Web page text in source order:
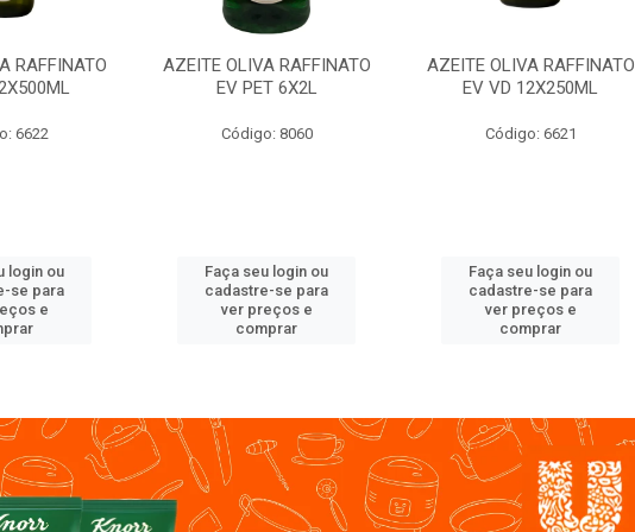
RAFFINATO
6622
login ou
se para
e
AZEITE OLIVA RAFFINATO
EV PET 6X2L
Código: 8060
Faça seu login ou
cadastre-se para
ver preços e
comprar
AZEITE OLIVA RAFFINATO
EV VD 12X250ML
Código: 6621
Faça seu login ou
cadastre-se para
ver preços e
comprar